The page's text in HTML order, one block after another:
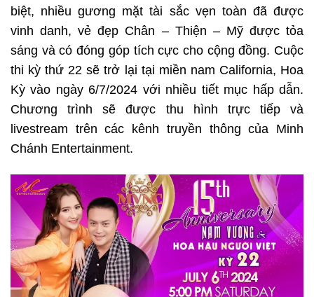
biệt, nhiều gương mặt tài sắc vẹn toàn đã được
vinh danh, vẻ đẹp Chân – Thiện – Mỹ được tỏa
sáng và có đóng góp tích cực cho cộng đồng. Cuộc
thi kỳ thứ 22 sẽ trở lại tại miền nam California, Hoa
Kỳ vào ngày 6/7/2024 với nhiều tiết mục hấp dẫn.
Chương trình sẽ được thu hình trực tiếp và
livestream trên các kênh truyền thông của Minh
Chánh Entertainment.